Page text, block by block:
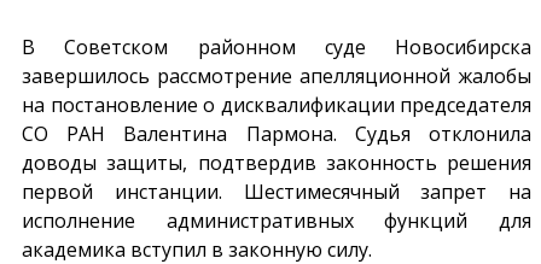
В Советском районном суде Новосибирска
завершилось рассмотрение апелляционной жалобы
на постановление о дисквалификации председателя
СО РАН Валентина Пармона. Судья отклонила
доводы защиты, подтвердив законность решения
первой инстанции. Шестимесячный запрет на
исполнение административных функций для
академика вступил в законную силу.